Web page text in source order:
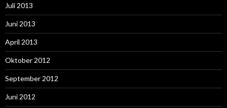
Juli 2013
Juni 2013
April 2013
Oktober 2012
September 2012
Juni 2012